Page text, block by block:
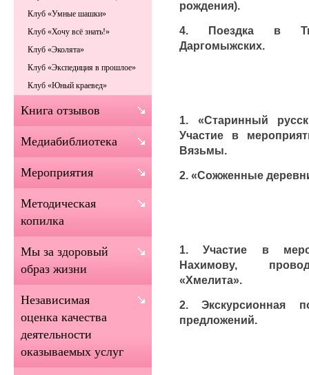
рождения).
4. Поездка в
Даргомыжских.
1. «Старинный
Участие в
Вязьмы.
2. «Сожженные
1. Участие в
Нахимову,
«Хмелита».
2. Экскурсионная
предложений.
Клуб «Умные шашки»
Клуб «Хочу всё знать!»
Клуб «Эколята»
Клуб «Экспедиция в прошлое»
Клуб «Юный краевед»
Книга отзывов
Медиабиблиотека
Мероприятия
Методическая
копилка
Мы за здоровый
образ жизни
Независимая
оценка качества
деятельности
оказываемых услуг